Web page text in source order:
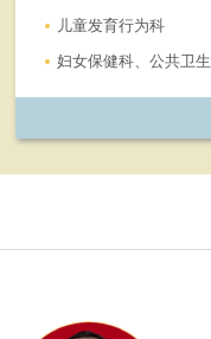
儿童发育行为科
妇女保健科、公共卫